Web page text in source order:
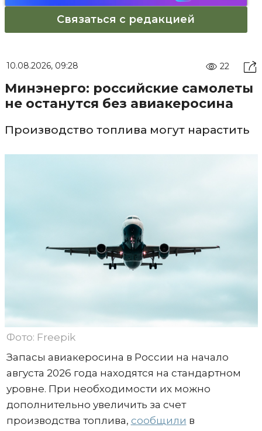
Связаться с редакцией
10.08.2026, 09:28 22
Минэнерго: российские самолеты
не останутся без авиакеросина
Производство топлива могут нарастить
Фото: Freepik
Запасы авиакеросина в России на начало
августа 2026 года находятся на стандартном
уровне. При необходимости их можно
дополнительно увеличить за счет
производства топлива, сообщили в